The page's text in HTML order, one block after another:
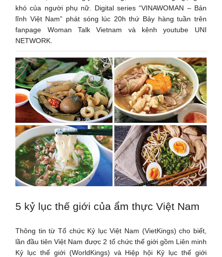
khó của người phụ nữ. Digital series “VINAWOMAN – Bản
lĩnh Việt Nam” phát sóng lúc 20h thứ Bảy hàng tuần trên
fanpage Woman Talk Vietnam và kênh youtube UNI
NETWORK.
5 kỷ lục thế giới của ẩm thực Việt Nam
Thông tin từ Tổ chức Kỷ lục Việt Nam (VietKings) cho biết,
lần đầu tiên Việt Nam được 2 tổ chức thế giới gồm Liên minh
Kỷ lục thế giới (WorldKings) và Hiệp hội Kỷ lục thế giới